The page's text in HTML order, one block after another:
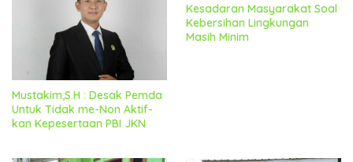
Mustakim,S.H : Desak Pemda
Untuk Tidak me-Non Aktif-
kan Kepesertaan PBI JKN
Kesadaran Masyarakat Soal
Kebersihan Lingkungan
Masih Minim